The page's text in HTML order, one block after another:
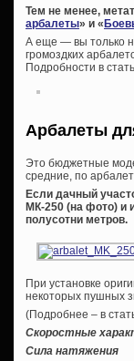
Тем не менее,
арбалеты» и «
А еще — вы только
громоздких
Подробности в
Арбалеты
Это бюджетные
средние, по
Если дачный
МК-250 (на фото) и
полусотни метров.
При установке
некоторых пушных
(Подробнее – в
Скоростные
Сила